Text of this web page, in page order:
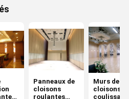
Panneaux de
cloisons
roulantes
Murs de
cloisons